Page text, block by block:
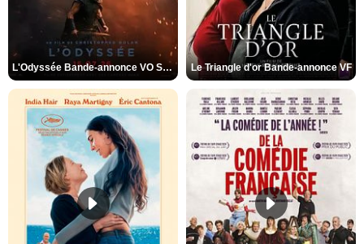
L'Odyssée Bande-annonce VO STFR Le Triangle d'or Bande-annonce VF